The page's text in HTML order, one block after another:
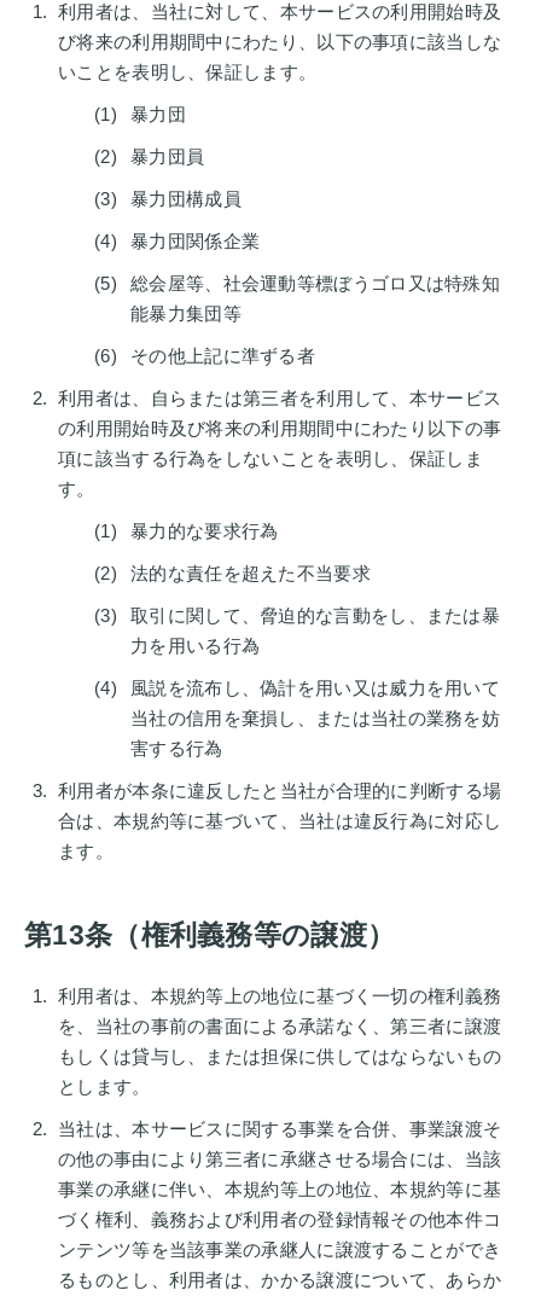
利用者は、当社に対して、本サービスの利用開始時及
び将来の利用期間中にわたり、以下の事項に該当しな
いことを表明し、保証します。
暴力団
暴力団員
暴力団構成員
暴力団関係企業
総会屋等、社会運動等標ぼうゴロ又は特殊知
能暴力集団等
その他上記に準ずる者
利用者は、自らまたは第三者を利用して、本サービス
の利用開始時及び将来の利用期間中にわたり以下の事
項に該当する行為をしないことを表明し、保証しま
す。
暴力的な要求行為
法的な責任を超えた不当要求
取引に関して、脅迫的な言動をし、または暴
力を用いる行為
風説を流布し、偽計を用い又は威力を用いて
当社の信用を棄損し、または当社の業務を妨
害する行為
利用者が本条に違反したと当社が合理的に判断する場
合は、本規約等に基づいて、当社は違反行為に対応し
ます。
第13条（権利義務等の譲渡）
利用者は、本規約等上の地位に基づく一切の権利義務
を、当社の事前の書面による承諾なく、第三者に譲渡
もしくは貸与し、または担保に供してはならないもの
とします。
当社は、本サービスに関する事業を合併、事業譲渡そ
の他の事由により第三者に承継させる場合には、当該
事業の承継に伴い、本規約等上の地位、本規約等に基
づく権利、義務および利用者の登録情報その他本件コ
ンテンツ等を当該事業の承継人に譲渡することができ
るものとし、利用者は、かかる譲渡について、あらか